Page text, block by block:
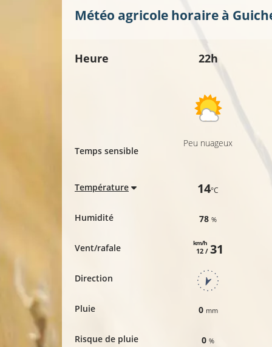
Météo agricole horaire à
Heure
Temps sensible
Température
Humidité
Vent/rafale
Direction
Pluie
Risque de pluie
22h
Peu nuageux
14°C
78%
12 /
km/h 31
0 mm
0%